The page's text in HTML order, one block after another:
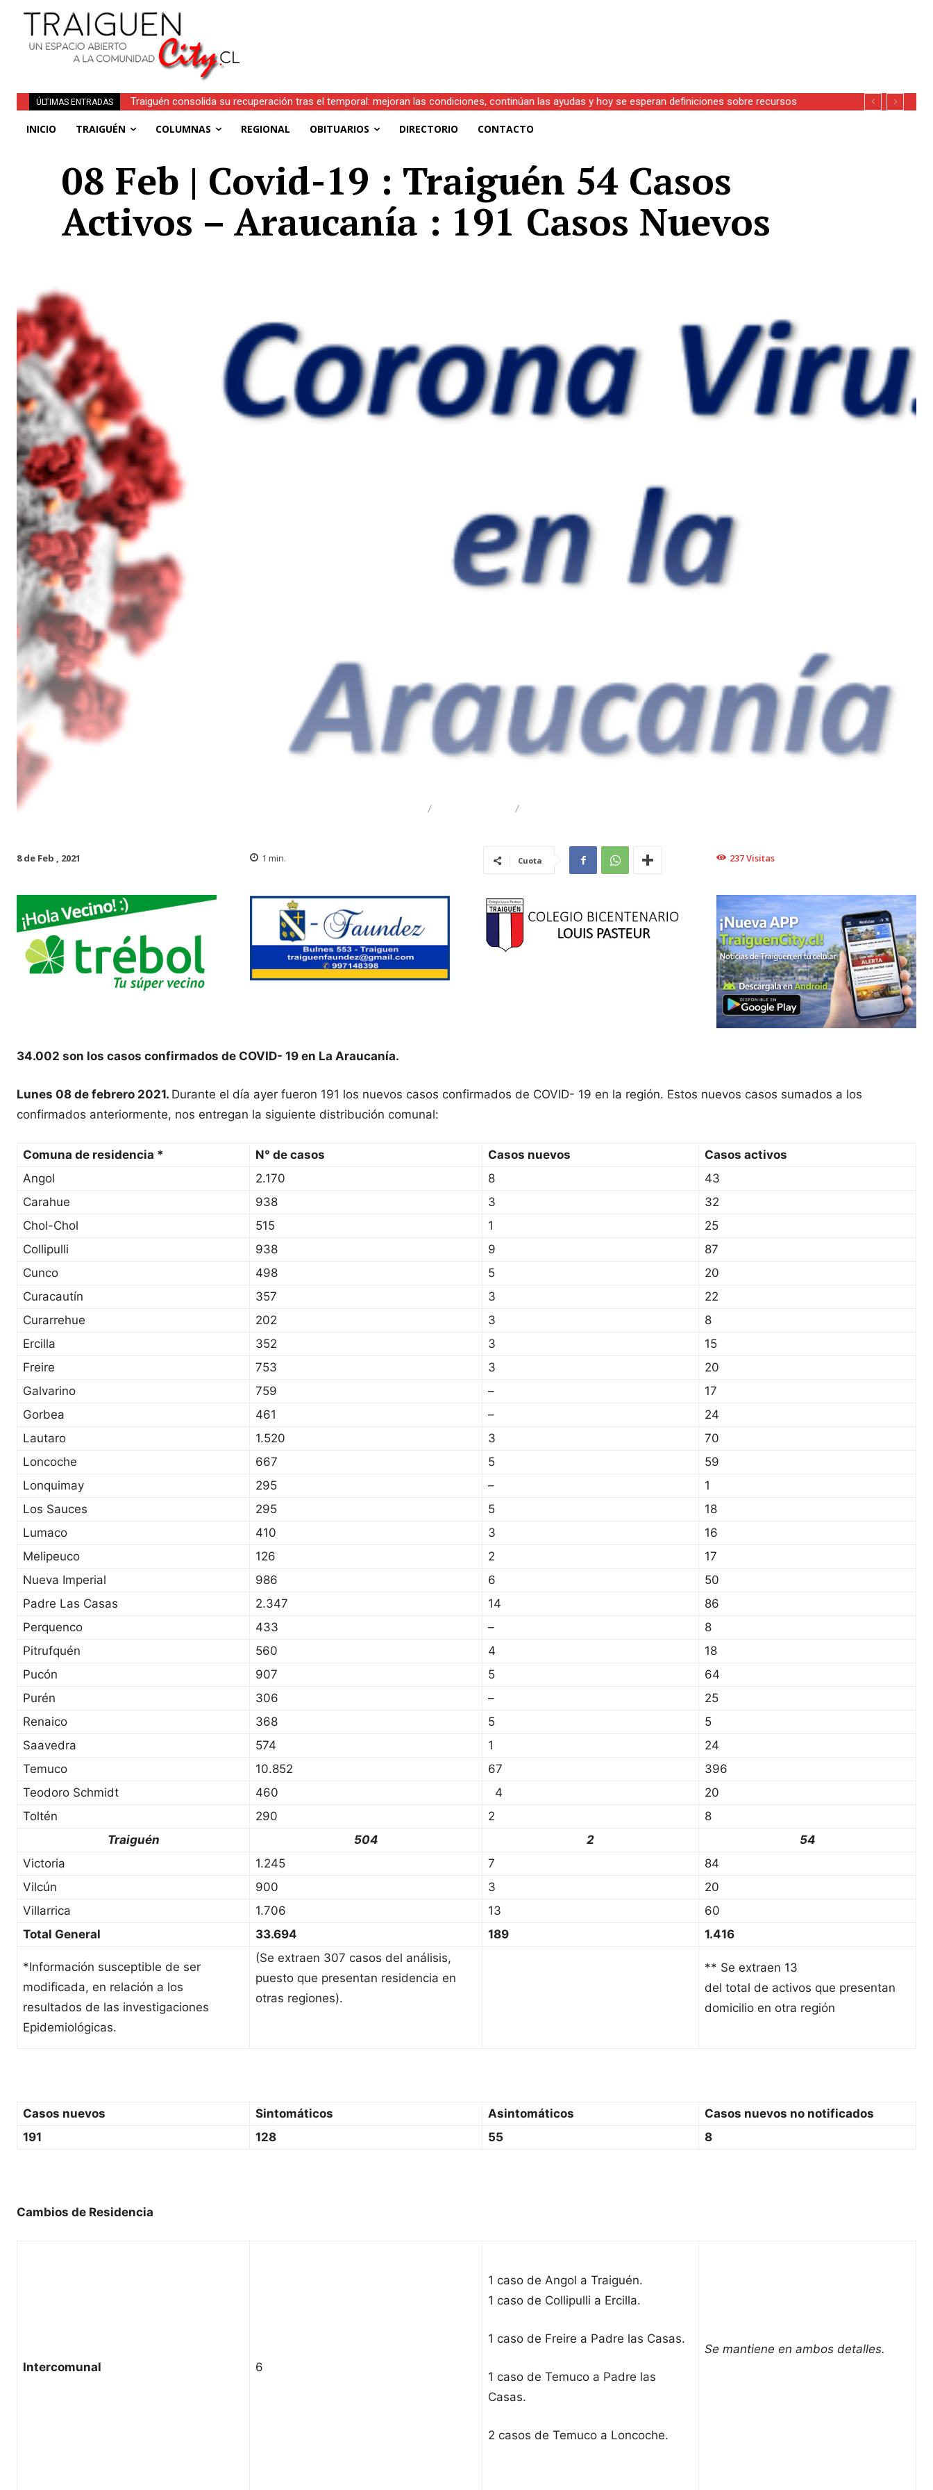
ÚLTIMAS ENTRADAS
Traiguén consolida su recuperación tras el temporal: mejoran las condiciones, continúan las ayudas y hoy se esperan definiciones sobre recursos
INICIO TRAIGUÉN COLUMNAS REGIONAL OBITUARIOS DIRECTORIO CONTACTO
08 Feb | Covid-19 : Traiguén 54 Casos
Activos – Araucanía : 191 Casos Nuevos
8 de Feb , 2021 1 min. Cuota 237Visitas
34.002 son los casos confirmados de COVID- 19 en La Araucanía.
Lunes 08 de febrero 2021. Durante el día ayer fueron 191 los nuevos casos confirmados de COVID- 19 en la región. Estos nuevos casos sumados a los
confirmados anteriormente, nos entregan la siguiente distribución comunal:
Comuna de residencia * N° de casos Casos nuevos
Casos activos
Angol
2.170 8
43
Carahue
938 3
32
Chol-Chol
515 1
25
Collipulli
938 9
87
Cunco
498 5
20
Curacautín
357 3
22
Curarrehue
202 3
8
Ercilla
352 3
15
Freire
753 3
20
Galvarino
759 –
17
Gorbea
461 –
24
Lautaro
1.520 3
70
Loncoche
667 5
59
Lonquimay
295 –
1
Los Sauces
295 5
18
Lumaco
410 3
16
Melipeuco
126 2
17
Nueva Imperial
986 6
50
Padre Las Casas
2.347 14
86
Perquenco
433 –
8
Pitrufquén
560 4
18
Pucón
907 5
64
Purén
306 –
25
Renaico
368 5
5
Saavedra
574 1
24
Temuco
10.852 67
396
Teodoro Schmidt
460 4
20
Toltén
290 2
8
Traiguén
504 2
54
Victoria
1.245 7
84
Vilcún
900 3
20
Villarrica
1.706 13
60
Total General
33.694 189 1.416
*Información susceptible de ser
modificada, en relación a los
resultados de las investigaciones
Epidemiológicas.
(Se extraen 307 casos del análisis,
puesto que presentan residencia en
otras regiones).
** Se extraen 13
del total de activos que presentan
domicilio en otra región
Casos nuevos Sintomáticos Asintomáticos
Casos nuevos no notificados
191
128 55 8
Cambios de Residencia
Intercomunal 6
1 caso de Angol a Traiguén.
1 caso de Collipulli a Ercilla.
1 caso de Freire a Padre las Casas.
1 caso de Temuco a Padre las
Casas.
2 casos de Temuco a Loncoche.
Se mantiene en ambos detalles.